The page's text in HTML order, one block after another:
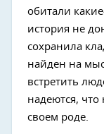
обитали
история не
сохранила
найден на
встретить
надеются,
своем роде.